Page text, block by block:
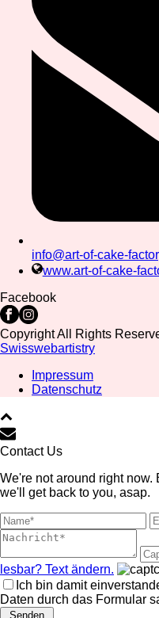
info@art-of-cake-
www.art-of-cake-
Facebook
Copyright All Rights
Swisswebartistry
Impressum
Datenschutz
Contact Us
We're not around right now.
we'll get back to you, asap.
lesbar? Text ändern.
Ich bin damit
Daten durch das Formular
Senden